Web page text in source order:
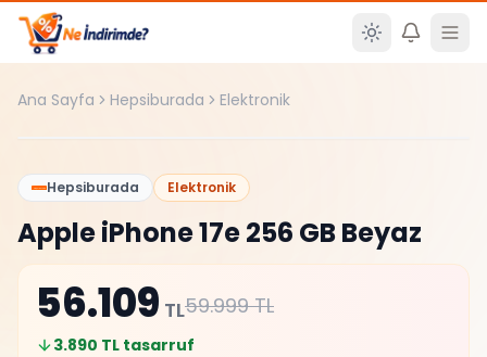
Ana içeriğe atla
Ana Sayfa Hepsiburada Elektronik
%6
Hepsiburada Elektronik
Apple iPhone 17e 256 GB Beyaz
56.109 TL59.999TL
3.890 TL tasarruf